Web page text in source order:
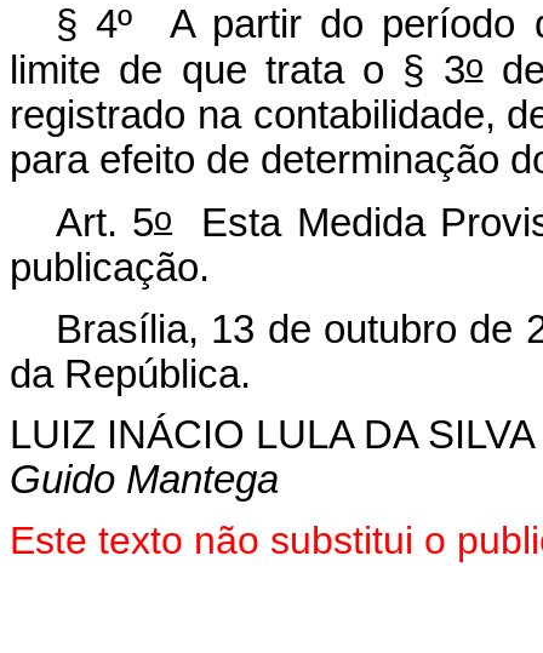
§ 4º A partir do período
limite de que trata o § 3o
registrado na contabilidade,
para efeito de determinação
Art. 5oEsta Medida
publicação.
Brasília, 13 de outubro de
da República.
LUIZ INÁCIO LULA DA SILVA
Guido Mantega
Este texto não substitui o